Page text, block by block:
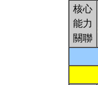
核心
能力
關聯